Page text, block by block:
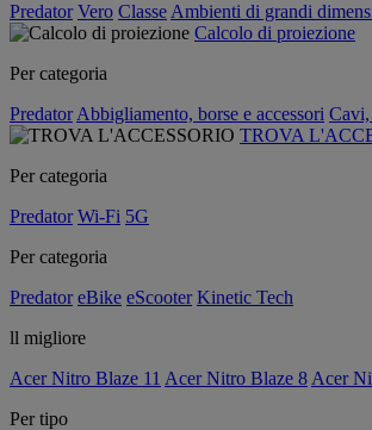
Predator Vero Classe Ambienti di grandi
Calcolo di proiezione
Per categoria
Predator Abbigliamento, borse e accessori
TROVA
Per categoria
Predator Wi-Fi 5G
Per categoria
Predator eBike eScooter Kinetic Tech
ll migliore
Acer Nitro Blaze 11 Acer Nitro Blaze 8 Acer
Per tipo